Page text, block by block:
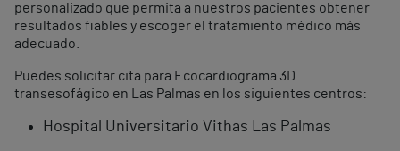
personalizado que permita a nuestros pacientes obtener
resultados fiables y escoger el tratamiento médico más
adecuado.
Puedes solicitar cita para Ecocardiograma 3D
transesofágico en Las Palmas en los siguientes centros:
Hospital Universitario Vithas Las Palmas